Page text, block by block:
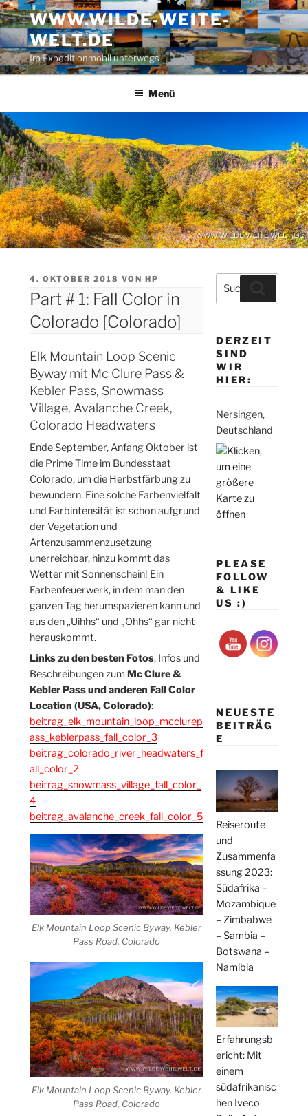
Zum
Inhalt
springen
WWW.WILDE-WEITE-
WELT.DE
Im Expeditionmobil unterwegs
Menü
VERÖFFENTLICHT
4. OKTOBER 2018 VONHP
Part # 1: Fall Color in
Colorado [Colorado]
Elk Mountain Loop Scenic
Byway mit Mc Clure Pass &
Kebler Pass, Snowmass
Village, Avalanche Creek,
Colorado Headwaters
Ende September, Anfang Oktober ist
die Prime Time im Bundesstaat
Colorado, um die Herbstfärbung zu
bewundern. Eine solche Farbenvielfalt
und Farbintensität ist schon aufgrund
der Vegetation und
Artenzusammenzusetzung
unerreichbar, hinzu kommt das
Wetter mit Sonnenschein! Ein
Farbenfeuerwerk, in dem man den
ganzen Tag herumspazieren kann und
aus den „Uihhs“ und „Ohhs“ gar nicht
herauskommt.
Links zu den besten Fotos, Infos und
Beschreibungen zum Mc Clure &
Kebler Pass und anderen Fall Color
Location (USA, Colorado):
beitrag_elk_mountain_loop_mcclurep
ass_keblerpass_fall_color_3
beitrag_colorado_river_headwaters_f
all_color_2
beitrag_snowmass_village_fall_color_
4
beitrag_avalanche_creek_fall_color_5
Elk Mountain Loop Scenic Byway, Kebler
Pass Road, Colorado
Elk Mountain Loop Scenic Byway, Kebler
Pass Road, Colorado
Suche
nach:
DERZEIT
SIND
WIR
HIER:
Nersingen,
Deutschland
PLEASE
FOLLOW
& LIKE
US :)
NEUESTE
BEITRÄG
E
Reiseroute
und
Zusammenfa
ssung 2023:
Südafrika –
Mozambique
– Zimbabwe
– Sambia –
Botswana –
Namibia
Erfahrungsb
ericht: Mit
einem
südafrikanisc
hen Iveco